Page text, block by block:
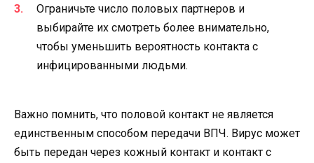
Ограничьте число половых партнеров и
выбирайте их смотреть более внимательно,
чтобы уменьшить вероятность контакта с
инфицированными людьми.
Важно помнить, что половой контакт не является
единственным способом передачи ВПЧ. Вирус может
быть передан через кожный контакт и контакт с